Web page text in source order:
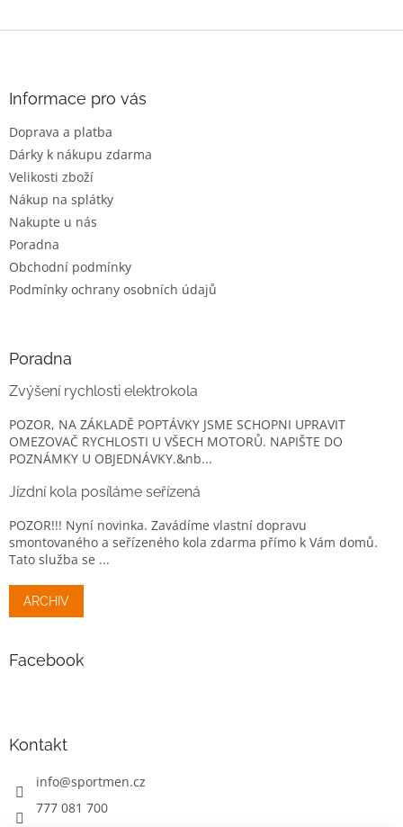
Informace pro vás
Doprava a platba
Dárky k nákupu zdarma
Velikosti zboží
Nákup na splátky
Nakupte u nás
Poradna
Obchodní podmínky
Podmínky ochrany osobních údajů
Poradna
Zvýšení rychlosti elektrokola
POZOR, NA ZÁKLADĚ POPTÁVKY JSME SCHOPNI UPRAVIT
OMEZOVAČ RYCHLOSTI U VŠECH MOTORŮ. NAPIŠTE DO
POZNÁMKY U OBJEDNÁVKY.&nb...
Jízdní kola posíláme seřízená
POZOR!!! Nyní novinka. Zavádíme vlastní dopravu
smontovaného a seřízeného kola zdarma přímo k Vám domů.
Tato služba se ...
ARCHIV
Facebook
Kontakt
info@sportmen.cz
777 081 700